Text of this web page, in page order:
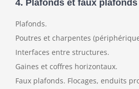
4. Plafonds et faux plafonds
Plafonds.
Poutres et charpentes
Interfaces entre structures.
Gaines et coffres horizontaux.
Faux plafonds. Flocages, enduits